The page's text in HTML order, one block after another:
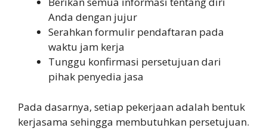
Anda dengan jujur
Serahkan formulir pendaftaran pada
waktu jam kerja
Tunggu konfirmasi persetujuan dari
pihak penyedia jasa
Pada dasarnya, setiap pekerjaan adalah bentuk
kerjasama sehingga membutuhkan persetujuan.